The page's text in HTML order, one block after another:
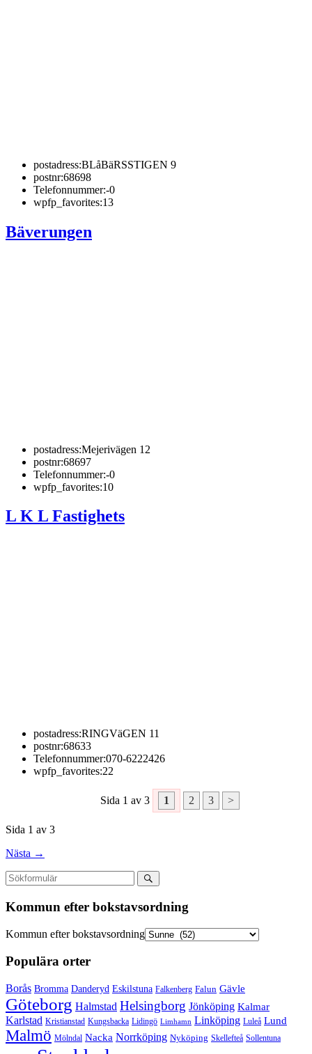
postadress:BLåBäRSSTIGEN 9
postnr:68698
Telefonnummer:-0
wpfp_favorites:13
Bäverungen
postadress:Mejerivägen 12
postnr:68697
Telefonnummer:-0
wpfp_favorites:10
L K L Fastighets
postadress:RINGVäGEN 11
postnr:68633
Telefonnummer:070-6222426
wpfp_favorites:22
Sida 1 av 3 1 2 3 >
Sida 1 av 3
Nästa →
Kommun efter bokstavsordning
Kommun efter bokstavsordning
Populära orter
Borås Bromma Danderyd Eskilstuna Falkenberg Falun Gävle
Göteborg Halmstad Helsingborg Jönköping Kalmar
Karlstad Kristianstad Kungsbacka Lidingö Limhamn Linköping Luleå Lund
Malmö Mölndal Nacka Norrköping Nyköping Skellefteå Sollentuna